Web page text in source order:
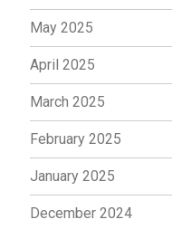
May 2025
April 2025
March 2025
February 2025
January 2025
December 2024